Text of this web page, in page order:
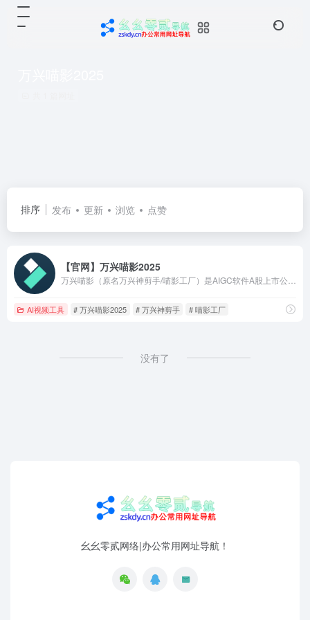
排序 发布 更新 浏览 点赞
【官网】万兴喵影2025
AI视频工具 # 万兴喵影2025 # 万兴神剪手 # 喵影工厂
没有了
幺幺零贰网络|办公常用网址导航！